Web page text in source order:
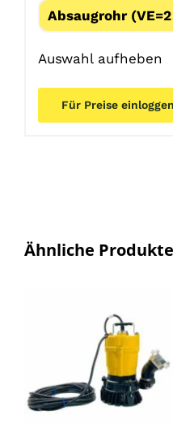
Absaugrohr
Auswahl aufheben
Für Preise einloggen
Ähnliche Produkte
DETAILS